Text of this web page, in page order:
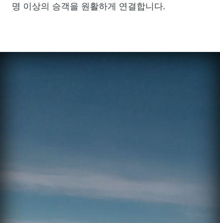
명 이상의 승객을 원활하게 연결합니다.